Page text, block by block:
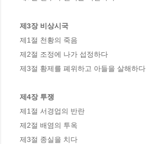
제3장 비상시국
제1절 천황의 죽음
제2절 조정에 나가 섭정하다
제3절 황제를 폐위하고 아들을 살해하다
제4장 투쟁
제1절 서경업의 반란
제2절 배염의 투옥
제3절 종실을 치다